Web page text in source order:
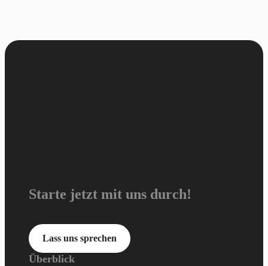
Starte jetzt mit uns durch!
Lass uns sprechen
Überblick